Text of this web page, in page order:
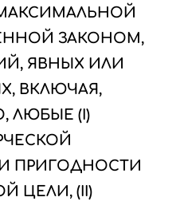
ЗАКОНОМ,
ЯВНЫХ ИЛИ
ВКЛЮЧАЯ,
ЛЮБЫЕ (I)
ПРИГОДНОСТИ
ЦЕЛИ, (II)